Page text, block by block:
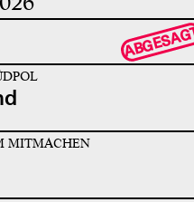
MITMACHEN